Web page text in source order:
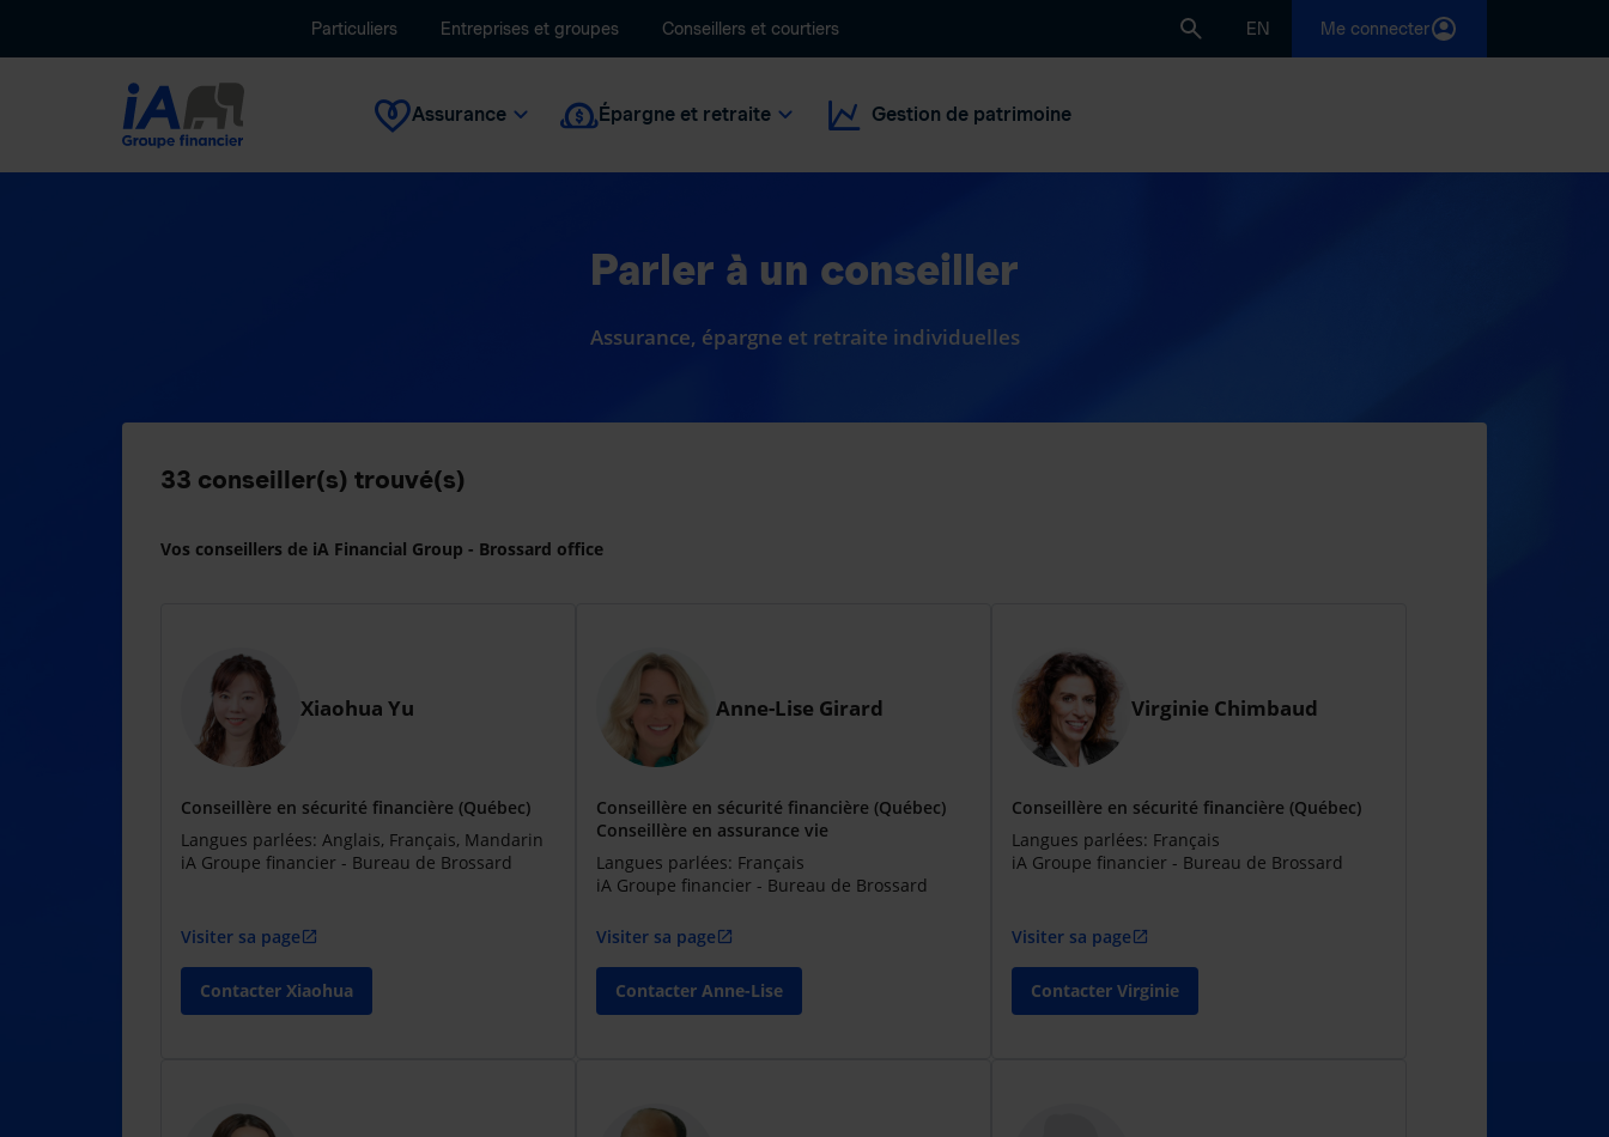
Particuliers Entreprises et groupes Conseillers et courtiers EN Me connecter
Assurance Épargne et retraite Gestion de patrimoine
Parler à un conseiller
Assurance, épargne et retraite individuelles
33 conseiller(s) trouvé(s)
Vos conseillers de iA Financial Group - Brossard office
Xiaohua Yu
Conseillère en sécurité financière (Québec)
Langues parlées: Anglais, Français, Mandarin
iA Groupe financier - Bureau de Brossard
Visiter sa page open_in_new
Contacter Xiaohua
Anne-Lise Girard
Conseillère en sécurité financière (Québec)
Conseillère en assurance vie
Langues parlées: Français
iA Groupe financier - Bureau de Brossard
Visiter sa page open_in_new
Contacter Anne-Lise
Virginie Chimbaud
Conseillère en sécurité financière (Québec)
Langues parlées: Français
iA Groupe financier - Bureau de Brossard
Visiter sa page open_in_new
Contacter Virginie